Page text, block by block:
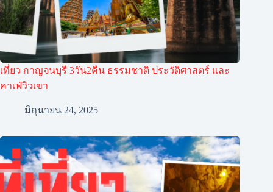
เที่ยว กาญจนบุรี 3วัน2คืน ธรรมชาติ ประวัติศาสตร์ และ
คาเฟ่วิวเขา
มิถุนายน 24, 2025